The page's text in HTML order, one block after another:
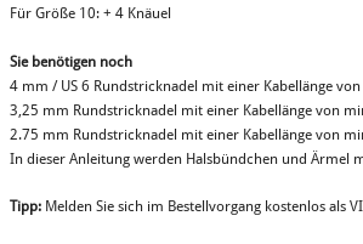
Für Größe 10: + 4 Knäuel
Sie benötigen noch
4 mm / US 6 Rundstricknadel mit einer Kabellänge
3,25 mm Rundstricknadel mit einer Kabellänge von
2.75 mm Rundstricknadel mit einer Kabellänge von
In dieser Anleitung werden Halsbündchen und Ärmel
Tipp: Melden Sie sich im Bestellvorgang kostenlos als